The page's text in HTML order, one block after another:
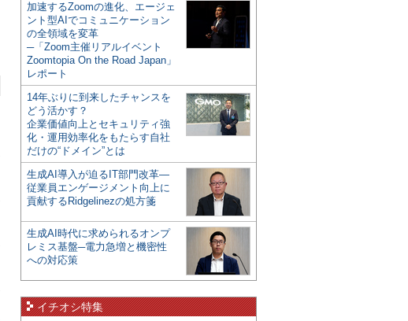
加速するZoomの進化、エージェ
ント型AIでコミュニケーション
の全領域を変革
─「Zoom主催リアルイベント
Zoomtopia On the Road Japan」
レポート
14年ぶりに到来したチャンスを
どう活かす？
企業価値向上とセキュリティ強
化・運用効率化をもたらす自社
だけの“ドメイン”とは
生成AI導入が迫るIT部門改革―
従業員エンゲージメント向上に
貢献するRidgelinezの処方箋
生成AI時代に求められるオンプ
レミス基盤─電力急増と機密性
への対応策
イチオシ特集